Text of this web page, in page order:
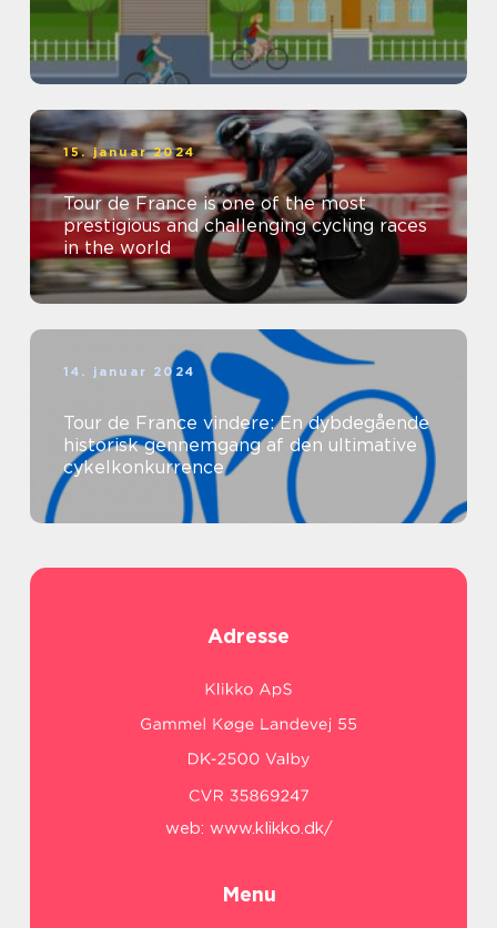
15. januar 2024
Tour de France is one of the most
prestigious and challenging cycling races
in the world
14. januar 2024
Tour de France vindere: En dybdegående
historisk gennemgang af den ultimative
cykelkonkurrence
Adresse
web: www.klikko.dk/
Menu